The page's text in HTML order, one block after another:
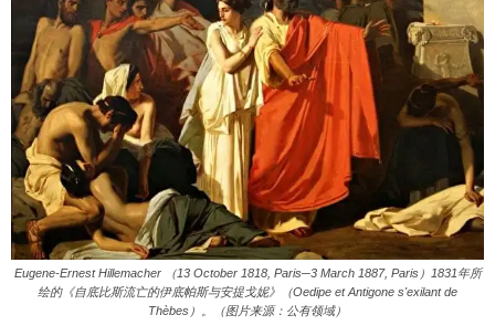
Eugene-Ernest Hillemacher （13 October 1818, Paris─3 March 1887, Paris）1831年所
绘的《自底比斯流亡的伊底帕斯与安提戈妮》（Oedipe et Antigone s'exilant de
Thèbes）。（图片来源：公有领域）